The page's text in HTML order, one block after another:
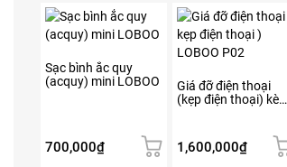
là:
2,600,000₫.
tại
là:
2,340,000₫.
Sạc bình ắc quy
(acquy) mini LOBOO
700,000₫
Giá đỡ điện thoại
(kẹp điện thoại) kèm
1,600,000₫
Sản
phẩm
này
nhiều
biến
tùy